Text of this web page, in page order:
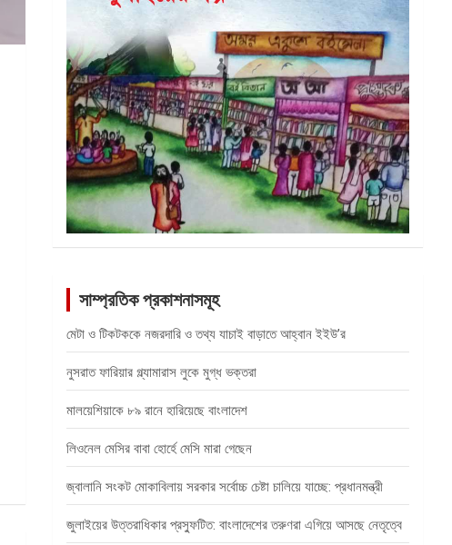
সাম্প্রতিক প্রকাশনাসমূহ
মেটা ও টিকটককে নজরদারি ও তথ্য যাচাই বাড়াতে আহ্বান ইইউ’র
নুসরাত ফারিয়ার গ্ল্যামারাস লুকে মুগ্ধ ভক্তরা
মালয়েশিয়াকে ৮৯ রানে হারিয়েছে বাংলাদেশ
লিওনেল মেসির বাবা হোর্হে মেসি মারা গেছেন
জ্বালানি সংকট মোকাবিলায় সরকার সর্বোচ্চ চেষ্টা চালিয়ে যাচ্ছে: প্রধানমন্ত্রী
জুলাইয়ের উত্তরাধিকার প্রস্ফুটিত: বাংলাদেশের তরুণরা এগিয়ে আসছে নেতৃত্বে